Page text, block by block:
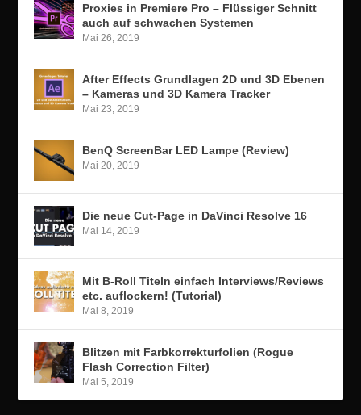
Proxies in Premiere Pro – Flüssiger Schnitt
auch auf schwachen Systemen
Mai 26, 2019
After Effects Grundlagen 2D und 3D Ebenen
– Kameras und 3D Kamera Tracker
Mai 23, 2019
BenQ ScreenBar LED Lampe (Review)
Mai 20, 2019
Die neue Cut-Page in DaVinci Resolve 16
Mai 14, 2019
Mit B-Roll Titeln einfach Interviews/Reviews
etc. auflockern! (Tutorial)
Mai 8, 2019
Blitzen mit Farbkorrekturfolien (Rogue
Flash Correction Filter)
Mai 5, 2019